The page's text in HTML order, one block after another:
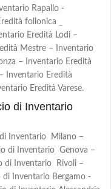
Rapallo -
follonica _
Eredità Lodi –
Mestre – Inventario
– Inventario Eredità
Inventario Eredità
Eredità Varese.
di Inventario
Inventario Milano –
di Inventario Genova –
di Inventario Rivoli –
di Inventario Bergamo -